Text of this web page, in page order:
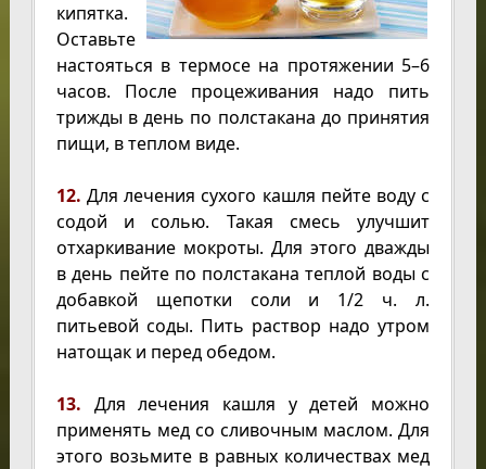
кипятка.
Оставьте
настояться в термосе на протяжении 5–6
часов. После процеживания надо пить
трижды в день по полстакана до принятия
пищи, в теплом виде.
12. Для лечения сухого кашля пейте воду с
содой и солью. Такая смесь улучшит
отхаркивание мокроты. Для этого дважды
в день пейте по полстакана теплой воды с
добавкой щепотки соли и 1/2 ч. л.
питьевой соды. Пить раствор надо утром
натощак и перед обедом.
13. Для лечения кашля у детей можно
применять мед со сливочным маслом. Для
этого возьмите в равных количествах мед